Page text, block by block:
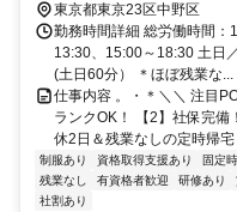
東京都東京23区中野区
勤務時間詳細 総労働時間：
13:30、15:00～18:30 土日
(土日60分） ＊ほぼ残業な...
仕事内容 。・＊＼＼ 注目
ランクOK！ 【2】社保完備
休2日＆残業なしの定時帰
制服あり 資格取得支援あり 固定
残業なし
有資格者歓迎 研修あり
社割あり